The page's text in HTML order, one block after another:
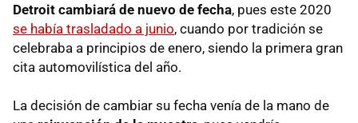
Detroit cambiará de nuevo de fecha, pues este 2020
se había trasladado a junio, cuando por tradición se
celebraba a principios de enero, siendo la primera gran
cita automovilística del año.
La decisión de cambiar su fecha venía de la mano de